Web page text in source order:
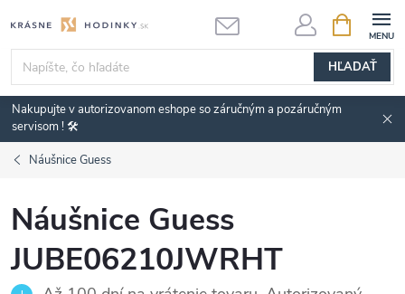
na
obsah
HĽADAŤ
KOŠÍK
Nakupujte v autorizovanom eshope so záručným a pozáručným
servisom ! 🛠️
Náušnice Guess
Náušnice Guess
JUBE06210JWRHT